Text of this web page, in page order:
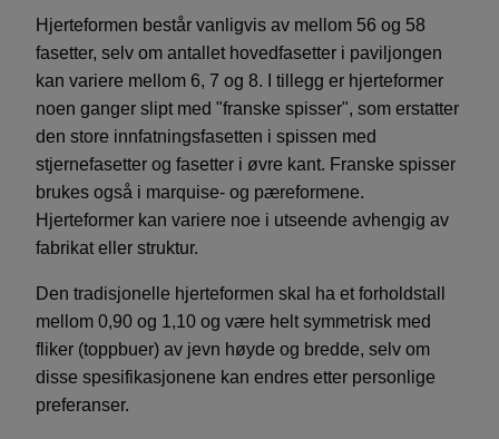
Hjerteformen består vanligvis av mellom 56 og 58
fasetter, selv om antallet hovedfasetter i paviljongen
kan variere mellom 6, 7 og 8. I tillegg er hjerteformer
noen ganger slipt med "franske spisser", som erstatter
den store innfatningsfasetten i spissen med
stjernefasetter og fasetter i øvre kant. Franske spisser
brukes også i marquise- og pæreformene.
Hjerteformer kan variere noe i utseende avhengig av
fabrikat eller struktur.
Den tradisjonelle hjerteformen skal ha et forholdstall
mellom 0,90 og 1,10 og være helt symmetrisk med
fliker (toppbuer) av jevn høyde og bredde, selv om
disse spesifikasjonene kan endres etter personlige
preferanser.